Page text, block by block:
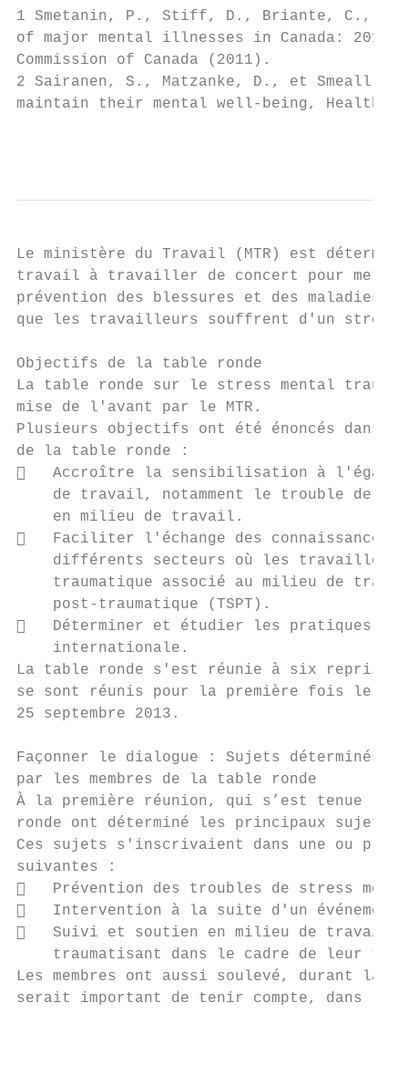
1 Smetanin, P., Stiff, D., Briante, C.,
of major mental illnesses in Canada:
Commission of Canada (2011).
2 Sairanen, S., Matzanke, D., et Smeall,
maintain their mental well-being,
Le ministère du Travail (MTR) est
travail à travailler de concert pour
prévention des blessures et des
que les travailleurs souffrent d'un stress
Objectifs de la table ronde
La table ronde sur le stress mental
mise de l'avant par le MTR.
Plusieurs objectifs ont été énoncés dans
de la table ronde :
   Accroître la sensibilisation à l'égard
de travail, notamment le trouble de
    en milieu de travail.
   Faciliter l'échange des connaissances
différents secteurs où les
traumatique associé au milieu de
    post-traumatique (TSPT).
   Déterminer et étudier les pratiques
    internationale.
La table ronde s'est réunie à six reprises
se sont réunis pour la première fois le
25 septembre 2013.
Façonner le dialogue : Sujets déterminés
par les membres de la table ronde
À la première réunion, qui s’est tenue le
ronde ont déterminé les principaux
Ces sujets s'inscrivaient dans une ou
suivantes :
   Prévention des troubles de stress
   Intervention à la suite d'un
   Suivi et soutien en milieu de travail
traumatisant dans le cadre de leur
Les membres ont aussi soulevé, durant
serait important de tenir compte, dans le